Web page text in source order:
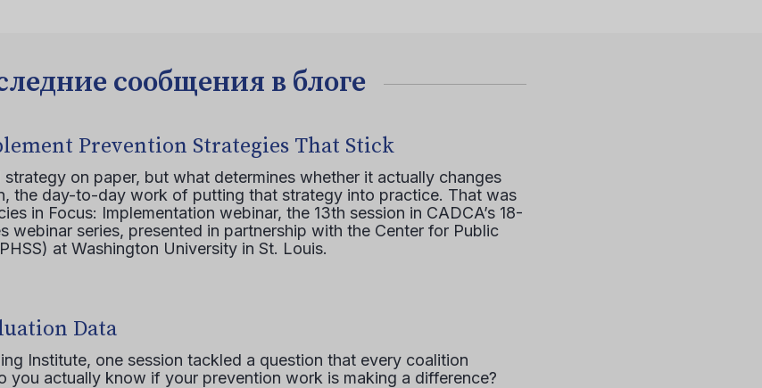
сообщения в блоге
Prevention Strategies That Stick
on paper, but what determines whether it actually changes
the day-to-day work of putting that strategy into practice. That was
in Focus: Implementation webinar, the 13th session in CADCA’s 18-
webinar series, presented in partnership with the Center for Public
at Washington University in St. Louis.
Data
Institute, one session tackled a question that every coalition
you actually know if your prevention work is making a difference?